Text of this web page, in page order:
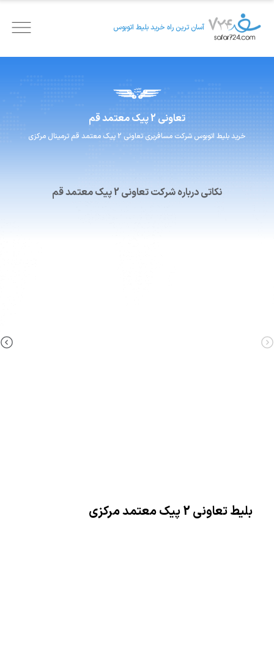
آسان ترین راه خرید بلیط اتوبوس
تعاونی 2 پیک معتمد قم
خرید بلیط اتوبوس شرکت مسافربری تعاونی 2 پیک معتمد قم ترمینال مرکزی
نکاتی درباره شرکت تعاونی 2 پیک معتمد قم
بلیط تعاونی 2 پیک معتمد مرکزی